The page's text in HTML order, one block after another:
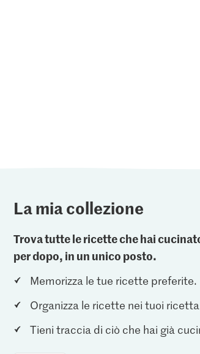
La mia collezione
Trova tutte le ricette che hai
per dopo, in un unico posto.
Memorizza le tue ricette preferite.
Organizza le ricette nei tuoi
Tieni traccia di ciò che hai già